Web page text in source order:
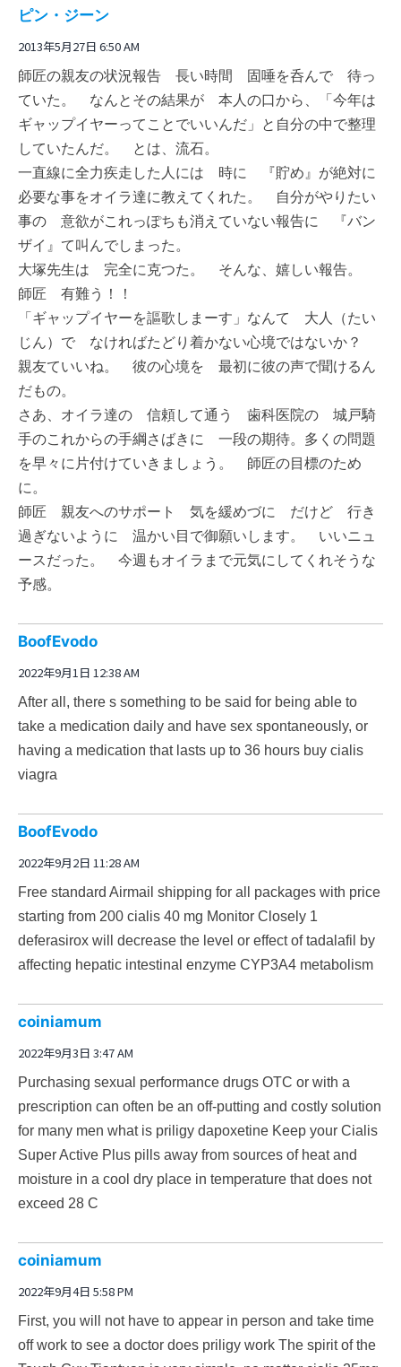
ピン・ジーン
2013年5月27日 6:50 AM
師匠の親友の状況報告 長い時間 固唾を呑んで 待っ
ていた。 なんとその結果が 本人の口から、「今年は
ギャップイヤーってことでいいんだ」と自分の中で整理
していたんだ。 とは、流石。
一直線に全力疾走した人には 時に 『貯め』が絶対に
必要な事をオイラ達に教えてくれた。 自分がやりたい
事の 意欲がこれっぽちも消えていない報告に 『バン
ザイ』て叫んでしまった。
大塚先生は 完全に克つた。 そんな、嬉しい報告。
師匠 有難う！！
「ギャップイヤーを謳歌しまーす」なんて 大人（たい
じん）で なければたどり着かない心境ではないか？
親友ていいね。 彼の心境を 最初に彼の声で聞けるん
だもの。
さあ、オイラ達の 信頼して通う 歯科医院の 城戸騎
手のこれからの手綱さばきに 一段の期待。多くの問題
を早々に片付けていきましょう。 師匠の目標のため
に。
師匠 親友へのサポート 気を緩めづに だけど 行き
過ぎないように 温かい目で御願いします。 いいニュ
ースだった。 今週もオイラまで元気にしてくれそうな
予感。
BoofEvodo
2022年9月1日 12:38 AM
After all, there s something to be said for being able to
take a medication daily and have sex spontaneously, or
having a medication that lasts up to 36 hours buy cialis
viagra
BoofEvodo
2022年9月2日 11:28 AM
Free standard Airmail shipping for all packages with price
starting from 200 cialis 40 mg Monitor Closely 1
deferasirox will decrease the level or effect of tadalafil by
affecting hepatic intestinal enzyme CYP3A4 metabolism
coiniamum
2022年9月3日 3:47 AM
Purchasing sexual performance drugs OTC or with a
prescription can often be an off-putting and costly solution
for many men what is priligy dapoxetine Keep your Cialis
Super Active Plus pills away from sources of heat and
moisture in a cool dry place in temperature that does not
exceed 28 C
coiniamum
2022年9月4日 5:58 PM
First, you will not have to appear in person and take time
off work to see a doctor does priligy work The spirit of the